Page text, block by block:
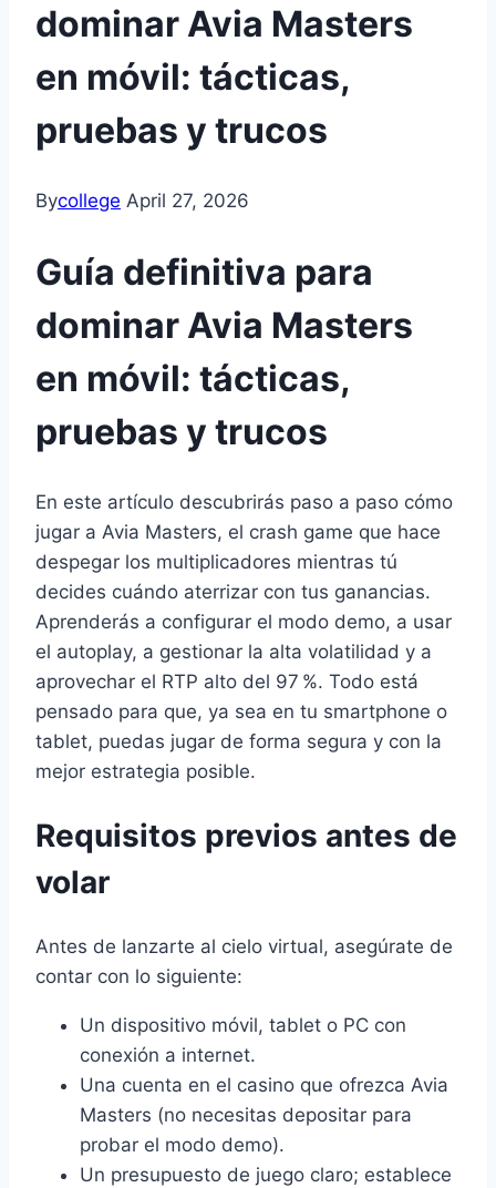
dominar Avia Masters
en móvil: tácticas,
pruebas y trucos
Bycollege April 27, 2026
Guía definitiva para
dominar Avia Masters
en móvil: tácticas,
pruebas y trucos
En este artículo descubrirás paso a paso cómo
jugar a Avia Masters, el crash game que hace
despegar los multiplicadores mientras tú
decides cuándo aterrizar con tus ganancias.
Aprenderás a configurar el modo demo, a usar
el autoplay, a gestionar la alta volatilidad y a
aprovechar el RTP alto del 97 %. Todo está
pensado para que, ya sea en tu smartphone o
tablet, puedas jugar de forma segura y con la
mejor estrategia posible.
Requisitos previos antes de
volar
Antes de lanzarte al cielo virtual, asegúrate de
contar con lo siguiente:
Un dispositivo móvil, tablet o PC con
conexión a internet.
Una cuenta en el casino que ofrezca Avia
Masters (no necesitas depositar para
probar el modo demo).
Un presupuesto de juego claro; establece